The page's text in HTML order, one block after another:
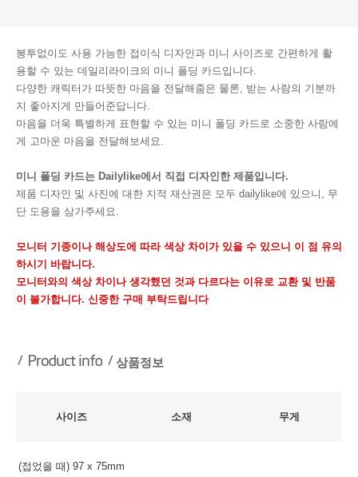
봉투없이도 사용 가능한 접이식 디자인과 미니 사이즈로 간편하게 활
용할 수 있는 데일리라이크의 미니 폴딩 카드입니다.
다양한 캐릭터가 따뜻한 마음을 전달해줌은 물론, 받는 사람의 기분까
지 좋아지게 만들어준답니다.
마음을 더욱 특별하게 표현할 수 있는 미니 폴딩 카드로 소중한 사람에
게 고마운 마음을 전달해보세요.
미니 폴딩 카드는 Dailylike에서 직접 디자인한 제품입니다.
제품 디자인 및 사진에 대한 지적 재산권은 모두 dailylike에 있으니, 무
단 도용을 삼가주세요.
모니터 기종이나 해상도에 따라 색상 차이가 있을 수 있으니 이 점 유의
하시기 바랍니다.
모니터와의 색상 차이나 생각했던 것과 다르다는 이유로 교환 및 반품
이 불가합니다. 신중한 구매 부탁드립니다
상품정보
사이즈 소재 무게
(접었을 때) 97 x 75mm